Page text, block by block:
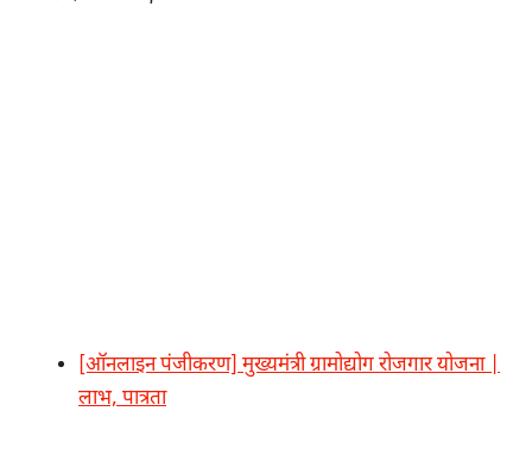
[ऑनलाइन पंजीकरण] मुख्यमंत्री ग्रामोद्योग रोजगार योजना |
लाभ, पात्रता